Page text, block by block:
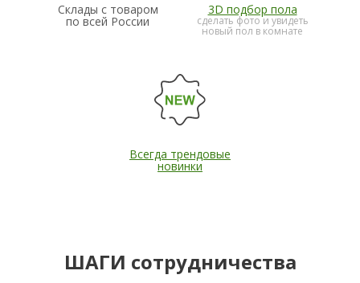
Склады с товаром
по всей России
3D подбор пола
сделать фото и увидеть
новый пол в комнате
Всегда трендовые
новинки
ШАГИ сотрудничества